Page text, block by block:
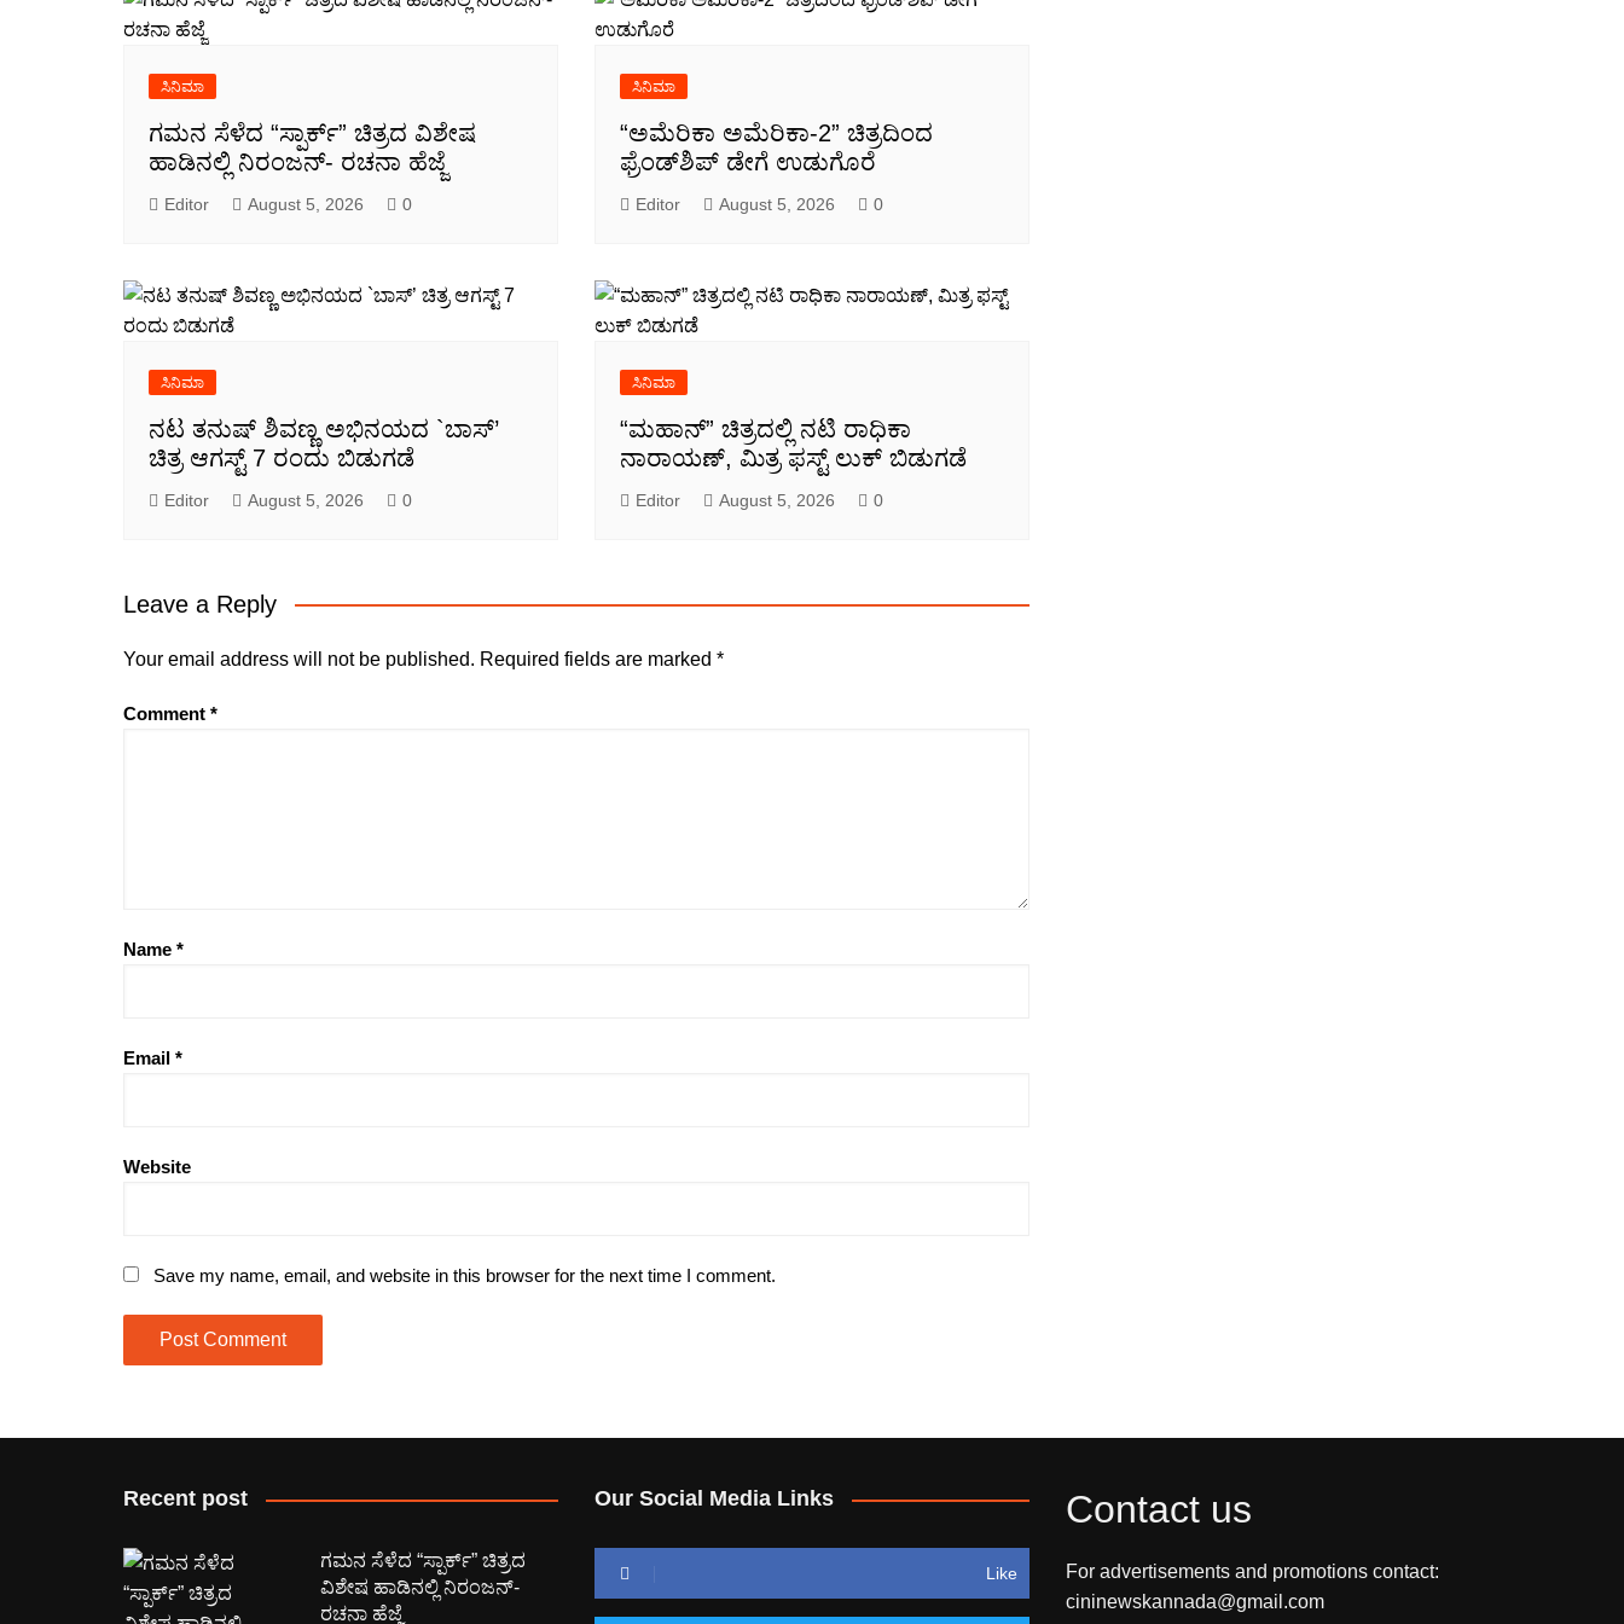
ಸಿನಿಮಾ
ಗಮನ ಸೆಳೆದ “ಸ್ಪಾರ್ಕ್” ಚಿತ್ರದ ವಿಶೇಷ
ಹಾಡಿನಲ್ಲಿ ನಿರಂಜನ್- ರಚನಾ ಹೆಜ್ಜೆ
Editor August 5, 2026 0
ಸಿನಿಮಾ
“ಅಮೆರಿಕಾ ಅಮೆರಿಕಾ-2” ಚಿತ್ರದಿಂದ
ಫ್ರೆಂಡ್‍ಶಿಪ್ ಡೇಗೆ ಉಡುಗೊರೆ
Editor August 5, 2026 0
ಸಿನಿಮಾ
ನಟ ತನುಷ್ ಶಿವಣ್ಣ ಅಭಿನಯದ `ಬಾಸ್’
ಚಿತ್ರ ಆಗಸ್ಟ್ 7 ರಂದು ಬಿಡುಗಡೆ
Editor August 5, 2026 0
ಸಿನಿಮಾ
“ಮಹಾನ್” ಚಿತ್ರದಲ್ಲಿ ನಟಿ ರಾಧಿಕಾ
ನಾರಾಯಣ್, ಮಿತ್ರ ಫಸ್ಟ್ ಲುಕ್ ಬಿಡುಗಡೆ
Editor August 5, 2026 0
Leave a Reply
Your email address will not be published. Required fields are marked *
Comment *
Name *
Email *
Website
Save my name, email, and website in this browser for the next time I comment.
Recent post
ಗಮನ ಸೆಳೆದ “ಸ್ಪಾರ್ಕ್” ಚಿತ್ರದ
ವಿಶೇಷ ಹಾಡಿನಲ್ಲಿ ನಿರಂಜನ್-
ರಚನಾ ಹೆಜ್ಜೆ
Our Social Media Links
Like
Contact us
For advertisements and promotions contact:
cininewskannada@gmail.com